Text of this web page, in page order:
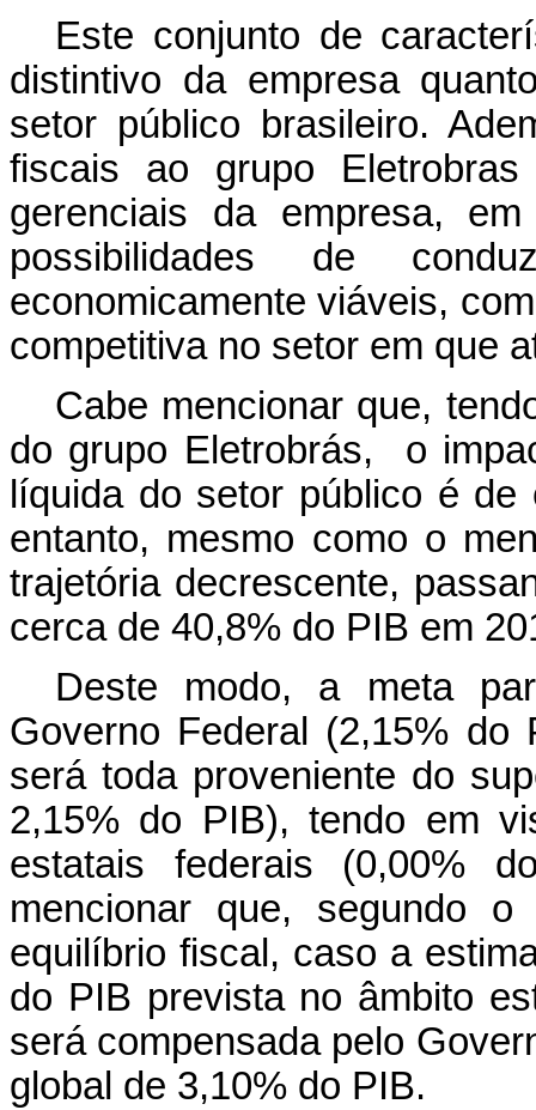
Este conjunto de
distintivo da empresa
setor público brasileiro.
fiscais ao grupo
gerenciais da empresa,
possibilidades de
economicamente viáveis,
competitiva no setor em que
Cabe mencionar que,
do grupo Eletrobrás, o
líquida do setor público é
entanto, mesmo como o
trajetória decrescente,
cerca de 40,8% do PIB em
Deste modo, a meta
Governo Federal (2,15%
será toda proveniente do
2,15% do PIB), tendo em
estatais federais (0,00%
mencionar que, segundo
equilíbrio fiscal, caso a
do PIB prevista no âmbito
será compensada pelo
global de 3,10% do PIB.